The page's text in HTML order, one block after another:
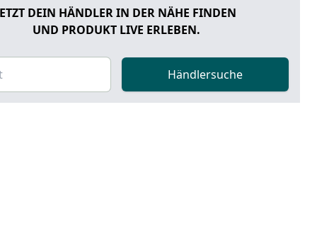
DEIN HÄNDLER IN DER NÄHE FINDEN
UND PRODUKT LIVE ERLEBEN.
Händlersuche